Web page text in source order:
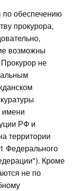
по обеспечению
прокурора,
возможны
не
имени
РФ и
территории
Федерального
Кроме
не по